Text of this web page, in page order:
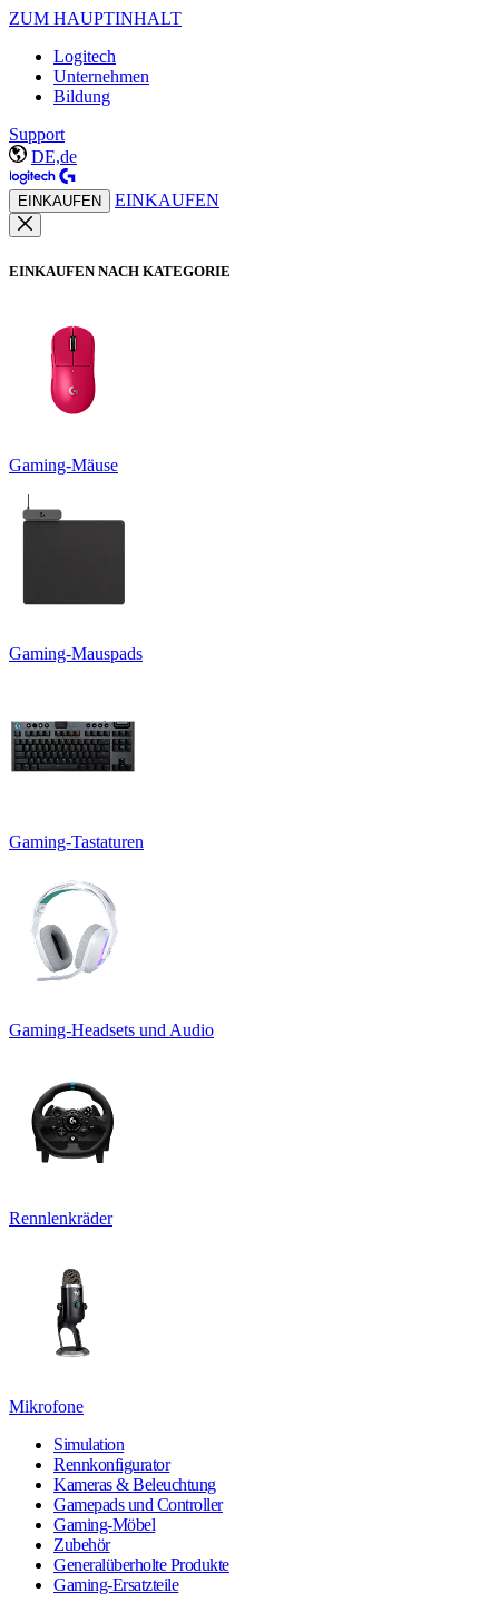
ZUM HAUPTINHALT
Logitech
Unternehmen
Bildung
Support
DE,de
EINKAUFEN EINKAUFEN
EINKAUFEN NACH KATEGORIE
Gaming-Mäuse
Gaming-Mauspads
Gaming-Tastaturen
Gaming-Headsets und Audio
Rennlenkräder
Mikrofone
Simulation
Rennkonfigurator
Kameras & Beleuchtung
Gamepads und Controller
Gaming-Möbel
Zubehör
Generalüberholte Produkte
Gaming-Ersatzteile